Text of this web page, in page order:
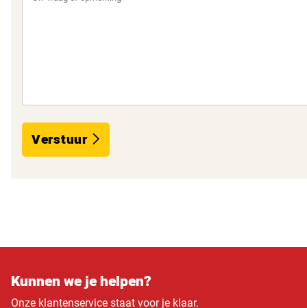
Verstuur
Kunnen we je helpen?
Onze klantenservice staat voor je klaar.